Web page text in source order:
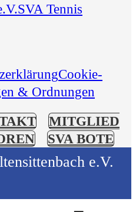
SVA Tennis
Cookie-
& Ordnungen
MITGLIED
SVA BOTE
e.V.